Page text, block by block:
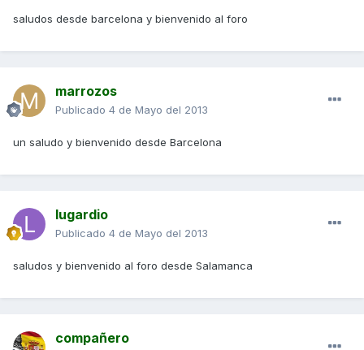
saludos desde barcelona y bienvenido al foro
marrozos
Publicado 4 de Mayo del 2013
un saludo y bienvenido desde Barcelona
lugardio
Publicado 4 de Mayo del 2013
saludos y bienvenido al foro desde Salamanca
compañero